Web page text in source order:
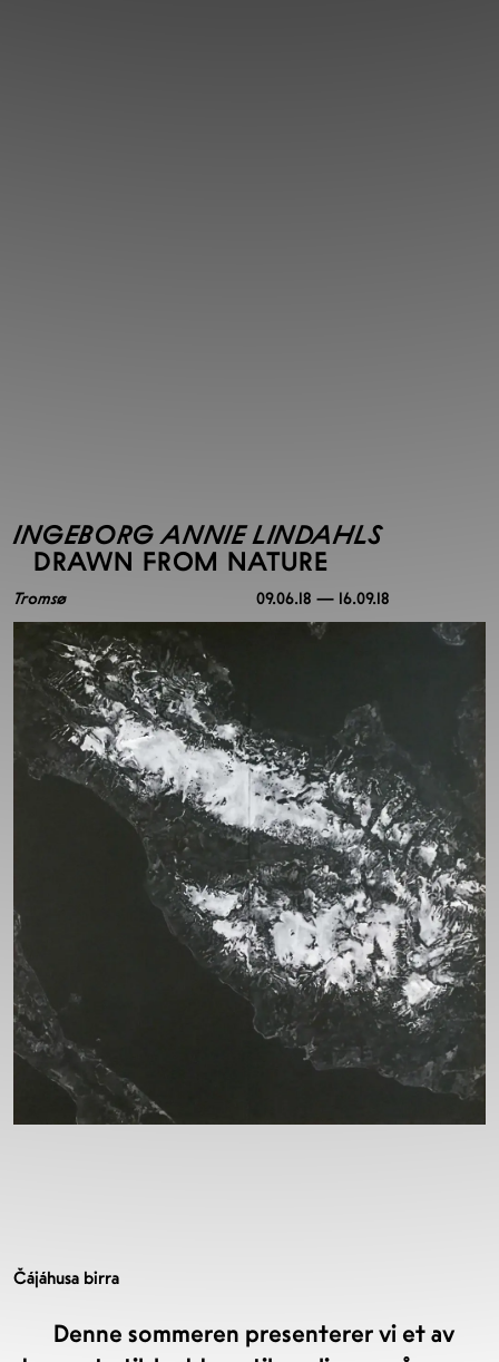
INGEBORG ANNIE LINDAHLS
DRAWN FROM NATURE
Tromsø 09.06.18 — 16.09.18
Čájáhusa birra
Denne sommeren presenterer vi et av